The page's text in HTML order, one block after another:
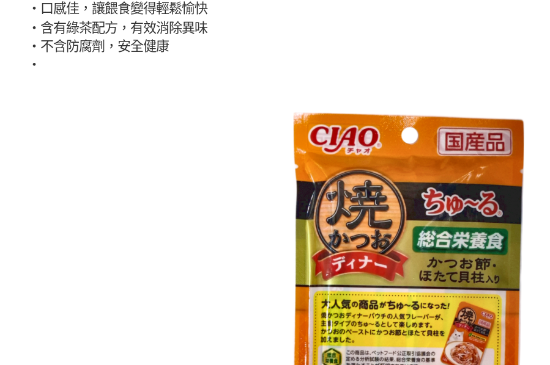
・ 口感佳，讓餵食變得輕鬆愉快
・ 含有綠茶配方，有效消除異味
・ 不含防腐劑，安全健康
・